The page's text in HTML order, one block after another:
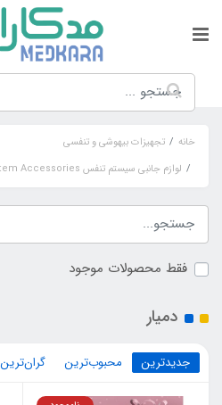
خانه
تجهیزات بیهوشی و تنفسی
لوازم جانبی سیستم تنفس Breathing System Accessories
فقط محصولات موجود
دمیار
جدیدترین محبوب‌ترین گران‌ترین